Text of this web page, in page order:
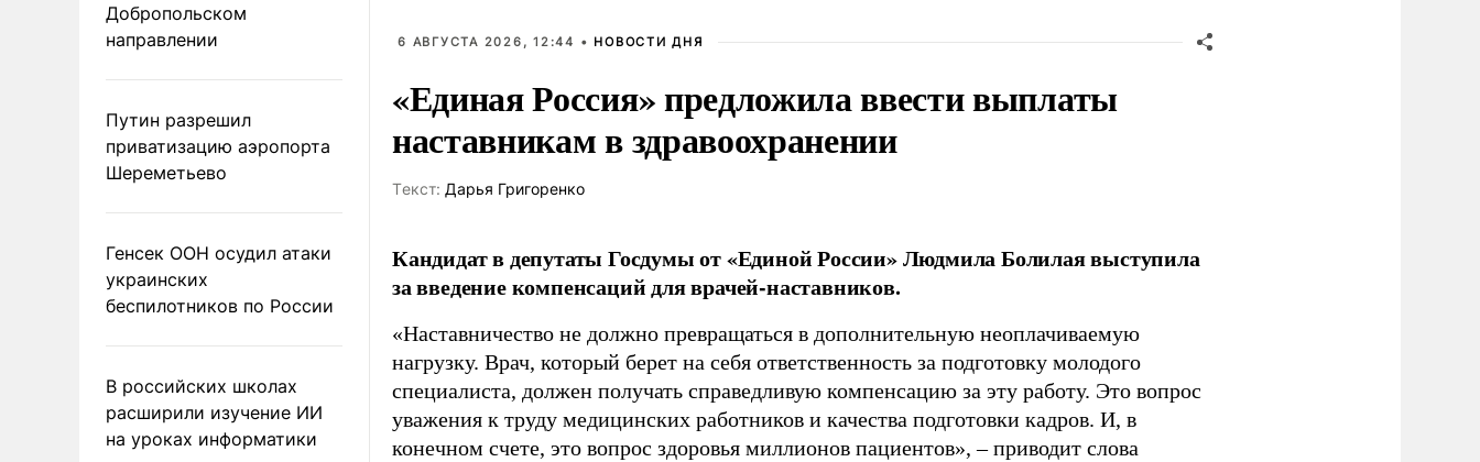
Добропольском
направлении
Путин разрешил
приватизацию аэропорта
Шереметьево
Генсек ООН осудил атаки
украинских
беспилотников по России
В российских школах
расширили изучение ИИ
на уроках информатики
6 АВГУСТА 2026, 12:44 • НОВОСТИ ДНЯ
«Единая Россия» предложила ввести выплаты
наставникам в здравоохранении
Tекст: Дарья Григоренко
Кандидат в депутаты Госдумы от «Единой России» Людмила Болилая выступила
за введение компенсаций для врачей-наставников.
«Наставничество не должно превращаться в дополнительную неоплачиваемую
нагрузку. Врач, который берет на себя ответственность за подготовку молодого
специалиста, должен получать справедливую компенсацию за эту работу. Это вопрос
уважения к труду медицинских работников и качества подготовки кадров. И, в
конечном счете, это вопрос здоровья миллионов пациентов», – приводит слова